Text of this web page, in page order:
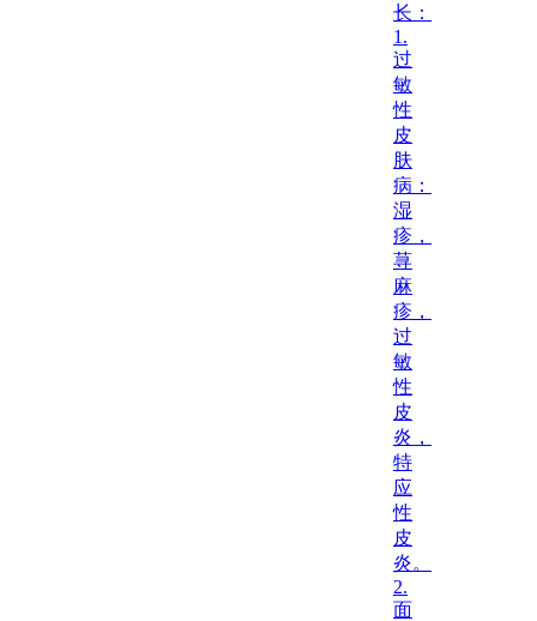
长：
1.
过
敏
性
皮
肤
病：
湿
疹，
荨
麻
疹，
过
敏
性
皮
炎，
特
应
性
皮
炎。
2.
面